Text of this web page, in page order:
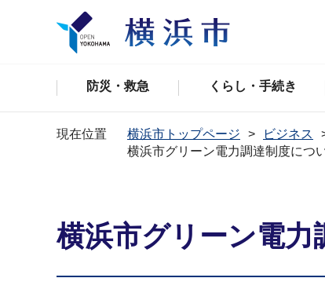
防災・救急 くらし・手続き
現在位置 横浜市トップページ ビジネス
横浜市グリーン電力調達制度につ
横浜市グリーン電力